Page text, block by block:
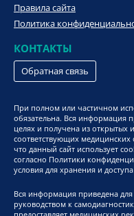
Правила сайта
Политика
КОНТАКТЫ
Обратная связь
При полном или частичном
обязательна. Вся информация
целях и получена из открытых
соответствующих
что данный сайт использует
согласно Политики
условия для хранения и
Вся информация приведена
руководством к